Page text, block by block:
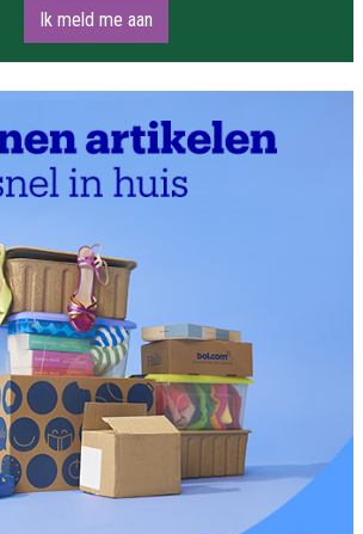
Ik meld me aan